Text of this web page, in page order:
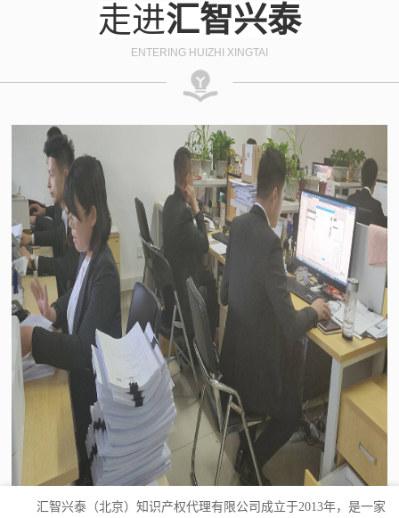
走进汇智兴泰
ENTERING HUIZHI XINGTAI
汇智兴泰（北京）知识产权代理有限公司成立于2013年，是一家